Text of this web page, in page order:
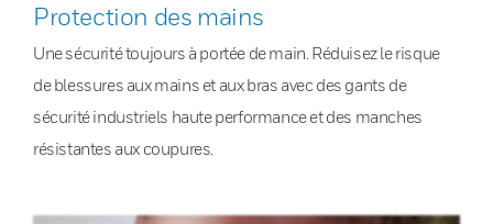
Protection des mains
Une sécurité toujours à portée de main. Réduisez le risque
de blessures aux mains et aux bras avec des gants de
sécurité industriels haute performance et des manches
résistantes aux coupures.